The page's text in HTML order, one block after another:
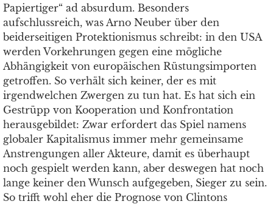
Papiertiger“ ad absurdum. Besonders
aufschlussreich, was Arno Neuber über den
beiderseitigen Protektionismus schreibt: in den USA
werden Vorkehrungen gegen eine mögliche
Abhängigkeit von europäischen Rüstungsimporten
getroffen. So verhält sich keiner, der es mit
irgendwelchen Zwergen zu tun hat. Es hat sich ein
Gestrüpp von Kooperation und Konfrontation
herausgebildet: Zwar erfordert das Spiel namens
globaler Kapitalismus immer mehr gemeinsame
Anstrengungen aller Akteure, damit es überhaupt
noch gespielt werden kann, aber deswegen hat noch
lange keiner den Wunsch aufgegeben, Sieger zu sein.
So trifft wohl eher die Prognose von Clintons